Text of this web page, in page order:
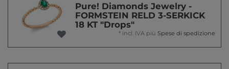
Pure! Diamonds Jewelry -
FORMSTEIN RELD 3-SERKICK
18 KT "Drops"
* incl. IVA più Spese di spedizione